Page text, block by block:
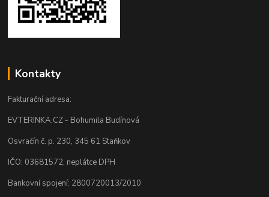
Kontakty
Fakturační adresa:
EVTERINKA.CZ - Bohumila Budínová
Osvračín č. p. 230, 345 61 Staňkov
IČO: 03681572, neplátce DPH
Bankovní spojení: 2800720013/2010